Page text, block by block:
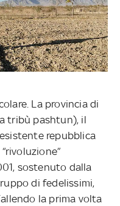
La provincia di
tribù pashtun), il
repubblica
sostenuto dalla
di fedelissimi,
la prima volta